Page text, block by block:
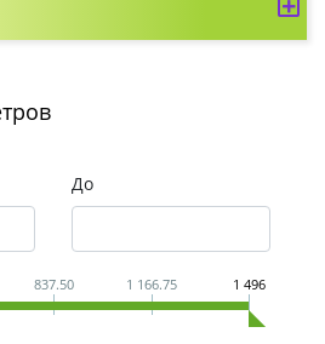
До
837.50 1 166.75 1 496